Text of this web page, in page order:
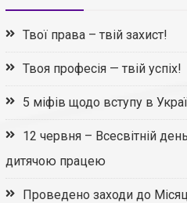
Твої права – твій захист!
Твоя професія — твій успіх!
5 міфів щодо вступу в
12 червня – Всесвітній
дитячою працею
Проведено заходи до